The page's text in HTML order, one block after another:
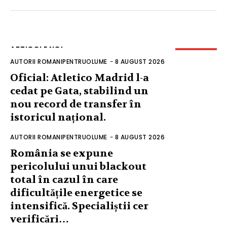
ARTICOLE NOI
AUTORII ROMANIPENTRUOLUME - 8 AUGUST 2026
Oficial: Atletico Madrid l-a
cedat pe Gata, stabilind un
nou record de transfer în
istoricul național.
AUTORII ROMANIPENTRUOLUME - 8 AUGUST 2026
România se expune
pericolului unui blackout
total în cazul în care
dificultățile energetice se
intensifică. Specialiștii cer
verificări…